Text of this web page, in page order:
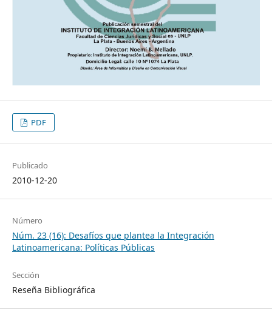
PDF
Publicado
2010-12-20
Número
Núm. 23 (16): Desafíos que plantea la Integración
Latinoamericana: Políticas Públicas
Sección
Reseña Bibliográfica